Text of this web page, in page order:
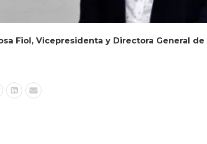
Fiol, Vicepresidenta y Directora General de